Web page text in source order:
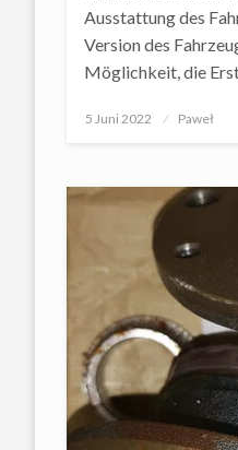
Ausstattung des
Version des
Möglichkeit, die
Posted
5 Juni 2022 Paweł